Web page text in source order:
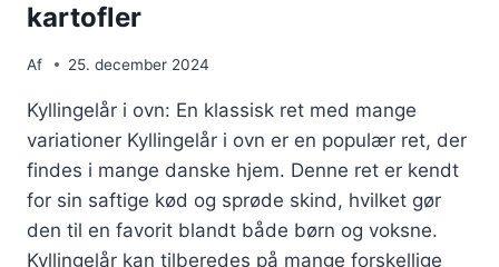
kartofler
Af 25. december 2024
Kyllingelår i ovn: En klassisk ret med mange
variationer Kyllingelår i ovn er en populær ret, der
findes i mange danske hjem. Denne ret er kendt
for sin saftige kød og sprøde skind, hvilket gør
den til en favorit blandt både børn og voksne.
Kyllingelår kan tilberedes på mange forskellige